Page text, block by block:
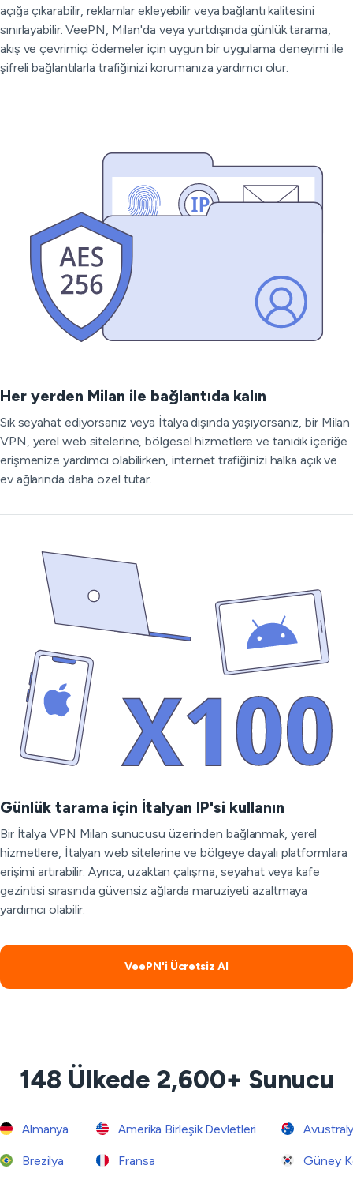
açığa çıkarabilir, reklamlar ekleyebilir veya bağlantı kalitesini
sınırlayabilir. VeePN, Milan'da veya yurtdışında günlük tarama,
akış ve çevrimiçi ödemeler için uygun bir uygulama deneyimi ile
şifreli bağlantılarla trafiğinizi korumanıza yardımcı olur.
Her yerden Milan ile bağlantıda kalın
Sık seyahat ediyorsanız veya İtalya dışında yaşıyorsanız, bir Milan
VPN, yerel web sitelerine, bölgesel hizmetlere ve tanıdık içeriğe
erişmenize yardımcı olabilirken, internet trafiğinizi halka açık ve
ev ağlarında daha özel tutar.
Günlük tarama için İtalyan IP'si kullanın
Bir İtalya VPN Milan sunucusu üzerinden bağlanmak, yerel
hizmetlere, İtalyan web sitelerine ve bölgeye dayalı platformlara
erişimi artırabilir. Ayrıca, uzaktan çalışma, seyahat veya kafe
gezintisi sırasında güvensiz ağlarda maruziyeti azaltmaya
yardımcı olabilir.
VeePN'i Ücretsiz Al
148 Ülkede 2,600+ Sunucu
Almanya Amerika Birleşik Devletleri
Brezilya Fransa Güney